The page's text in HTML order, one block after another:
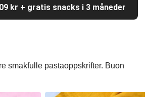
kr + gratis snacks i 3 måneder
smakfulle pastaoppskrifter. Buon